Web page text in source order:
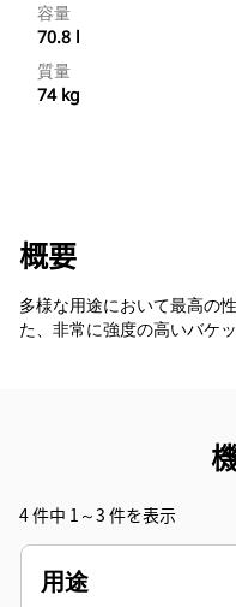
容量
70.8 l
質量
74 kg
概要
多様な用途において最高の
た、非常に強度の高いバケッ
4 件中 1～3 件を表示
用途